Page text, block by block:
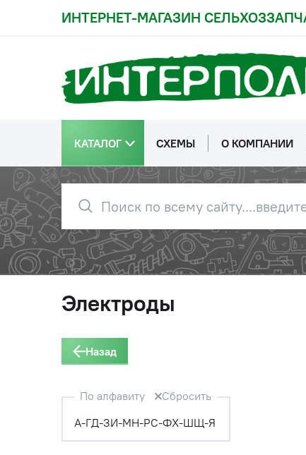
ИНТЕРНЕТ-МАГАЗИН
КАТАЛОГ СХЕМЫ О КОМПАНИИ
Электроды
Назад
По алфавиту
Сбросить
А-ГД-ЗИ-МН-РС-ФХ-ШЩ-Я